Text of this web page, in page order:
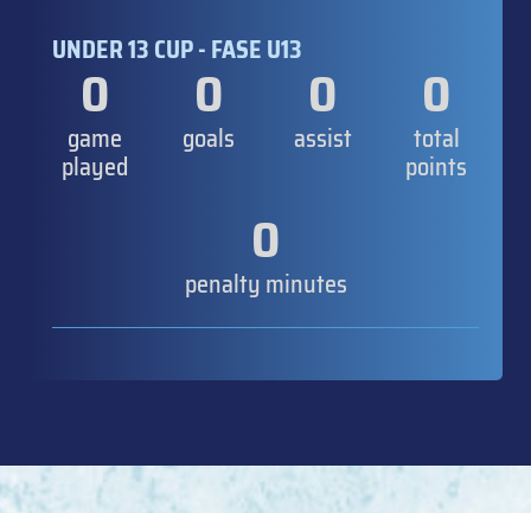
UNDER 13 CUP - FASE U13
0
game
played
0
goals
0
assist
0
total
points
0
penalty minutes